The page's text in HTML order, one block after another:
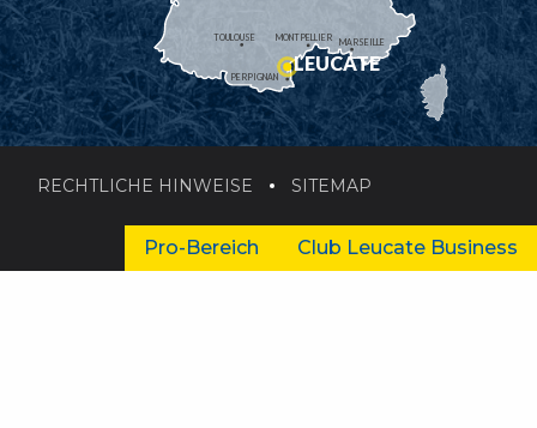
MONTPELLIER
PERPIGNAN
MARSEILLE
TOULOUSE
LEUCATE
RECHTLICHE HINWEISE SITEMAP
Pro-Bereich Club Leucate Business